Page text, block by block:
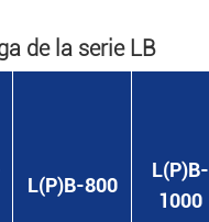
de la serie LB
L(P)B-800
L(P)B-
1000